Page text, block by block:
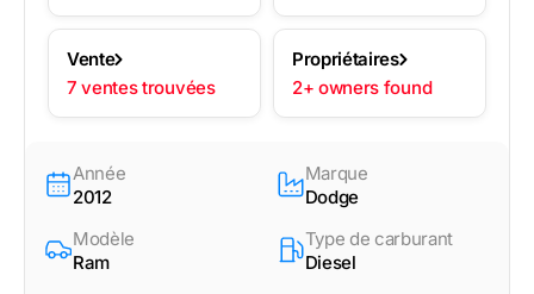
Vente
7 ventes trouvées
Propriétaires
2+ owners found
Année
2012
Marque
Dodge
Modèle
Ram
Type de carburant
Diesel